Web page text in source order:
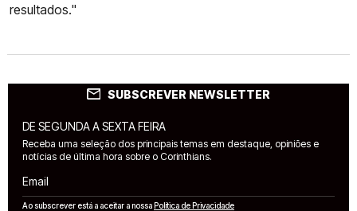
resultados."
SUBSCREVER NEWSLETTER
DE SEGUNDA A SEXTA FEIRA
Receba uma seleção dos principais temas em destaque, opiniões e
notícias de última hora sobre o Corinthians.
Email
Ao subscrever está a aceitar a nossaPolítica de Privacidade